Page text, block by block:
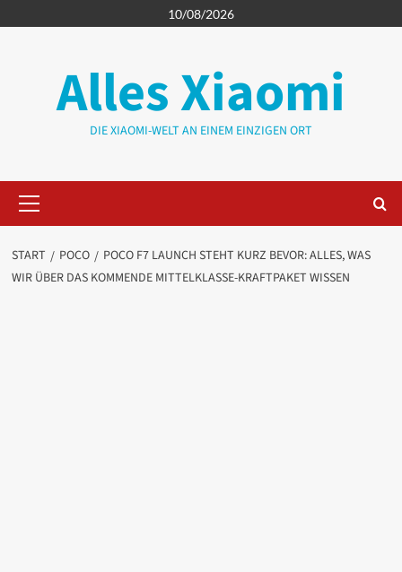
Inhalt
10/08/2026
Alles Xiaomi
DIE XIAOMI-WELT AN EINEM EINZIGEN ORT
Menü
START POCO
POCO F7 LAUNCH STEHT KURZ BEVOR: ALLES, WAS
WIR ÜBER DAS KOMMENDE MITTELKLASSE-KRAFTPAKET WISSEN